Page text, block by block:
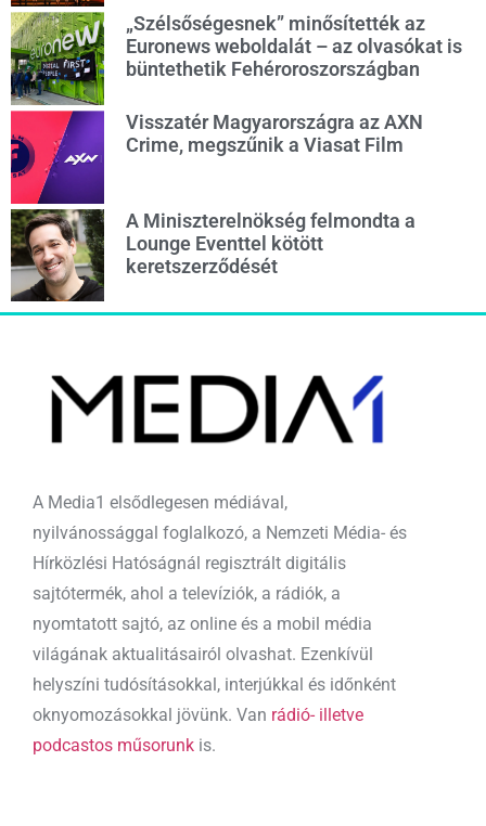
„Szélsőségesnek” minősítették az
Euronews weboldalát – az olvasókat is
büntethetik Fehéroroszországban
Visszatér Magyarországra az AXN
Crime, megszűnik a Viasat Film
A Miniszterelnökség felmondta a
Lounge Eventtel kötött
keretszerződését
A Media1 elsődlegesen médiával,
nyilvánossággal foglalkozó, a Nemzeti Média- és
Hírközlési Hatóságnál regisztrált digitális
sajtótermék, ahol a televíziók, a rádiók, a
nyomtatott sajtó, az online és a mobil média
világának aktualitásairól olvashat. Ezenkívül
helyszíni tudósításokkal, interjúkkal és időnként
oknyomozásokkal jövünk. Van rádió- illetve
podcastos műsorunk is.